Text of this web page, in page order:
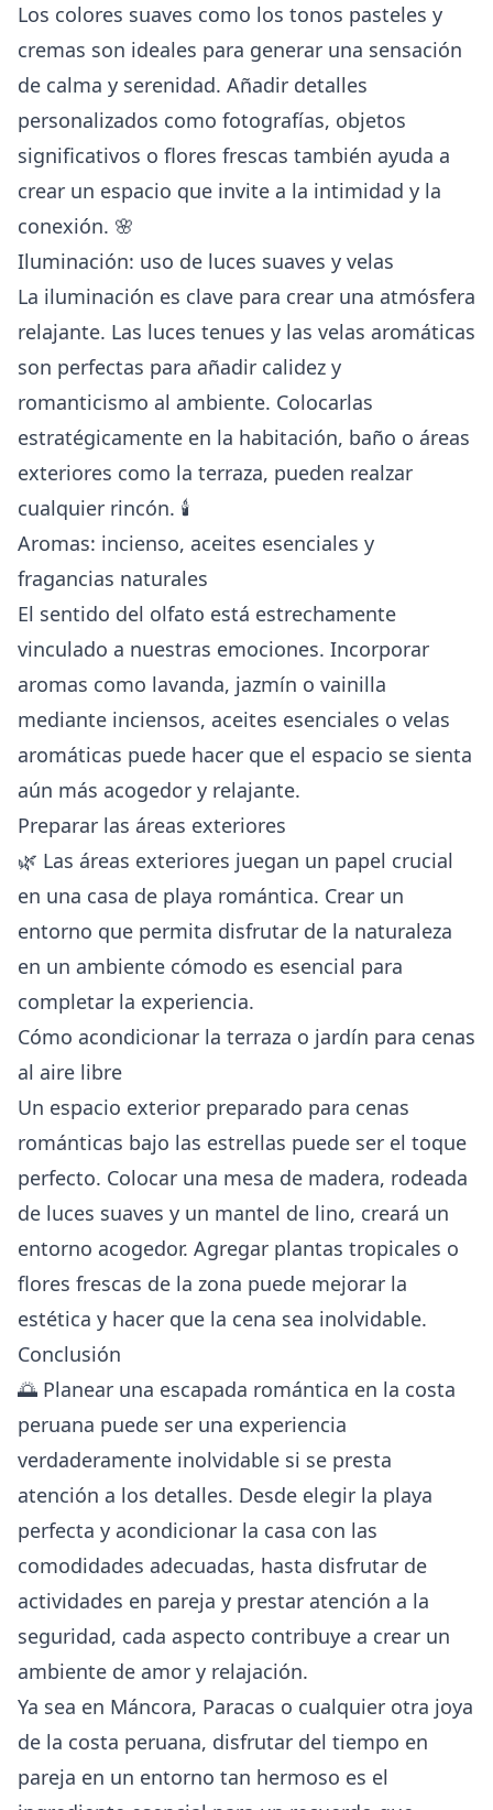
Los colores suaves como los tonos pasteles y
cremas son ideales para generar una sensación
de calma y serenidad. Añadir detalles
personalizados como fotografías, objetos
significativos o flores frescas también ayuda a
crear un espacio que invite a la intimidad y la
conexión. 🌸
Iluminación: uso de luces suaves y velas
La iluminación es clave para crear una atmósfera
relajante. Las luces tenues y las velas aromáticas
son perfectas para añadir calidez y
romanticismo al ambiente. Colocarlas
estratégicamente en la habitación, baño o áreas
exteriores como la terraza, pueden realzar
cualquier rincón. 🕯️
Aromas: incienso, aceites esenciales y
fragancias naturales
El sentido del olfato está estrechamente
vinculado a nuestras emociones. Incorporar
aromas como lavanda, jazmín o vainilla
mediante inciensos, aceites esenciales o velas
aromáticas puede hacer que el espacio se sienta
aún más acogedor y relajante.
Preparar las áreas exteriores
🌿 Las áreas exteriores juegan un papel crucial
en una casa de playa romántica. Crear un
entorno que permita disfrutar de la naturaleza
en un ambiente cómodo es esencial para
completar la experiencia.
Cómo acondicionar la terraza o jardín para cenas
al aire libre
Un espacio exterior preparado para cenas
románticas bajo las estrellas puede ser el toque
perfecto. Colocar una mesa de madera, rodeada
de luces suaves y un mantel de lino, creará un
entorno acogedor. Agregar plantas tropicales o
flores frescas de la zona puede mejorar la
estética y hacer que la cena sea inolvidable.
Conclusión
🌅 Planear una escapada romántica en la costa
peruana puede ser una experiencia
verdaderamente inolvidable si se presta
atención a los detalles. Desde elegir la playa
perfecta y acondicionar la casa con las
comodidades adecuadas, hasta disfrutar de
actividades en pareja y prestar atención a la
seguridad, cada aspecto contribuye a crear un
ambiente de amor y relajación.
Ya sea en Máncora, Paracas o cualquier otra joya
de la costa peruana, disfrutar del tiempo en
pareja en un entorno tan hermoso es el